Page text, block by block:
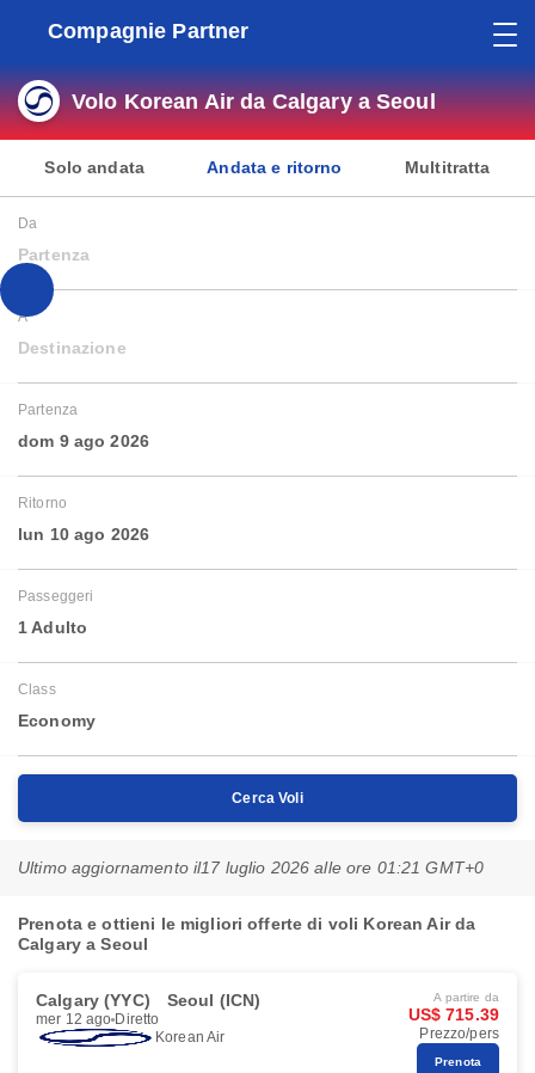
Compagnie Partner
Volo Korean Air da Calgary a Seoul
Solo andata Andata e ritorno Multitratta
Da
Partenza
A
Destinazione
Partenza
dom 9 ago 2026
Ritorno
lun 10 ago 2026
Passeggeri
1 Adulto
Class
Economy
Cerca Voli
Ultimo aggiornamento il17 luglio 2026 alle ore 01:21 GMT+0
Prenota e ottieni le migliori offerte di voli Korean Air da
Calgary a Seoul
Calgary (YYC) Seoul (ICN)
mer 12 ago Diretto
Korean Air
A partire da
US$ 715.39
Prezzo/pers
Prenota